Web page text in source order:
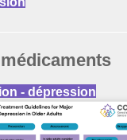
- dépression